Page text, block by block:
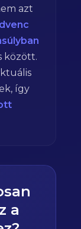
azt
között.
így
a